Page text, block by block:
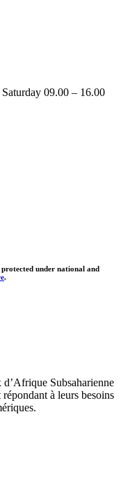
09.00 – 16.00
under national and
.
Subsaharienne
à leurs besoins